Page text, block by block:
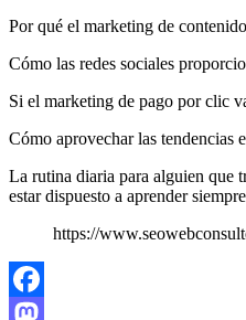
Por qué el marketing de
Cómo las redes sociales
Si el marketing de pago por clic
Cómo aprovechar las tendencias
La rutina diaria para alguien que
estar dispuesto a aprender
https://
Facebook